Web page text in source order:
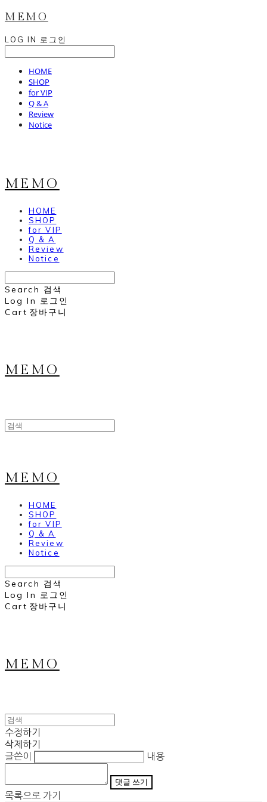
MEMO
LOG IN 로그인
HOME
SHOP
for VIP
Q & A
Review
Notice
MEMO
HOME
SHOP
for VIP
Q & A
Review
Notice
Search 검색
Log In 로그인
Cart 장바구니
MEMO
MEMO
HOME
SHOP
for VIP
Q & A
Review
Notice
Search 검색
Log In 로그인
Cart 장바구니
MEMO
수정하기
삭제하기
글쓴이
내용
댓글 쓰기
목록으로 가기